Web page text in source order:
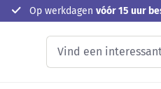
Op werkdagen vóór 15 uur